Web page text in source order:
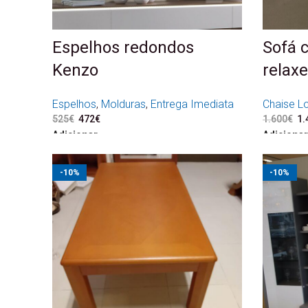
Espelhos redondos
Kenzo
Espelhos, Molduras, Entrega Imediata
525€ O preço original era: 525€.
472€
Adicionar
Sofá
Chaise
1.600€ O
Adicionar
-10% -10%